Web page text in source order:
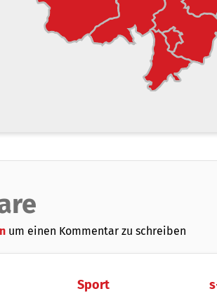
um einen Kommentar zu schreiben
Sport